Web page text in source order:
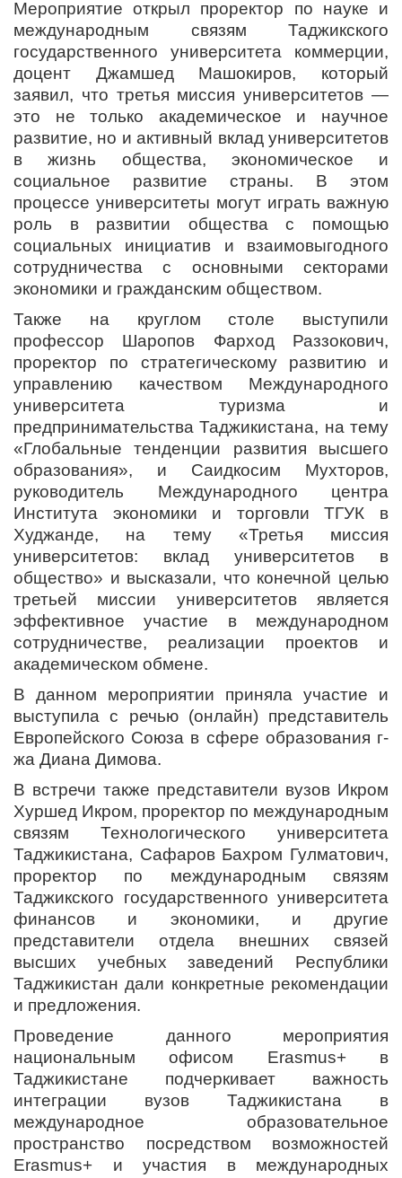
Мероприятие открыл проректор по науке и
международным связям Таджикского
государственного университета коммерции,
доцент Джамшед Машокиров, который
заявил, что третья миссия университетов —
это не только академическое и научное
развитие, но и активный вклад университетов
в жизнь общества, экономическое и
социальное развитие страны. В этом
процессе университеты могут играть важную
роль в развитии общества с помощью
социальных инициатив и взаимовыгодного
сотрудничества с основными секторами
экономики и гражданским обществом.
Также на круглом столе выступили
профессор Шаропов Фарход Раззокович,
проректор по стратегическому развитию и
управлению качеством Международного
университета туризма и
предпринимательства Таджикистана, на тему
«Глобальные тенденции развития высшего
образования», и Саидкосим Мухторов,
руководитель Международного центра
Института экономики и торговли ТГУК в
Худжанде, на тему «Третья миссия
университетов: вклад университетов в
общество» и высказали, что конечной целью
третьей миссии университетов является
эффективное участие в международном
сотрудничестве, реализации проектов и
академическом обмене.
В данном мероприятии приняла участие и
выступила с речью (онлайн) представитель
Европейского Союза в сфере образования г-
жа Диана Димова.
В встречи также представители вузов Икром
Хуршед Икром, проректор по международным
связям Технологического университета
Таджикистана, Сафаров Бахром Гулматович,
проректор по международным связям
Таджикского государственного университета
финансов и экономики, и другие
представители отдела внешних связей
высших учебных заведений Республики
Таджикистан дали конкретные рекомендации
и предложения.
Проведение данного мероприятия
национальным офисом Erasmus+ в
Таджикистане подчеркивает важность
интеграции вузов Таджикистана в
международное образовательное
пространство посредством возможностей
Erasmus+ и участия в международных